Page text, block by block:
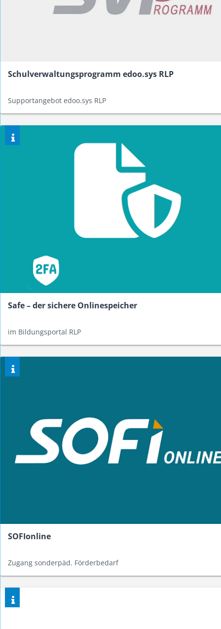
Schulverwaltungsprogramm edoo.sys RLP
Supportangebot edoo.sys RLP
Safe – der sichere Onlinespeicher
im Bildungsportal RLP
SOFIonline
Zugang sonderpäd. Förderbedarf